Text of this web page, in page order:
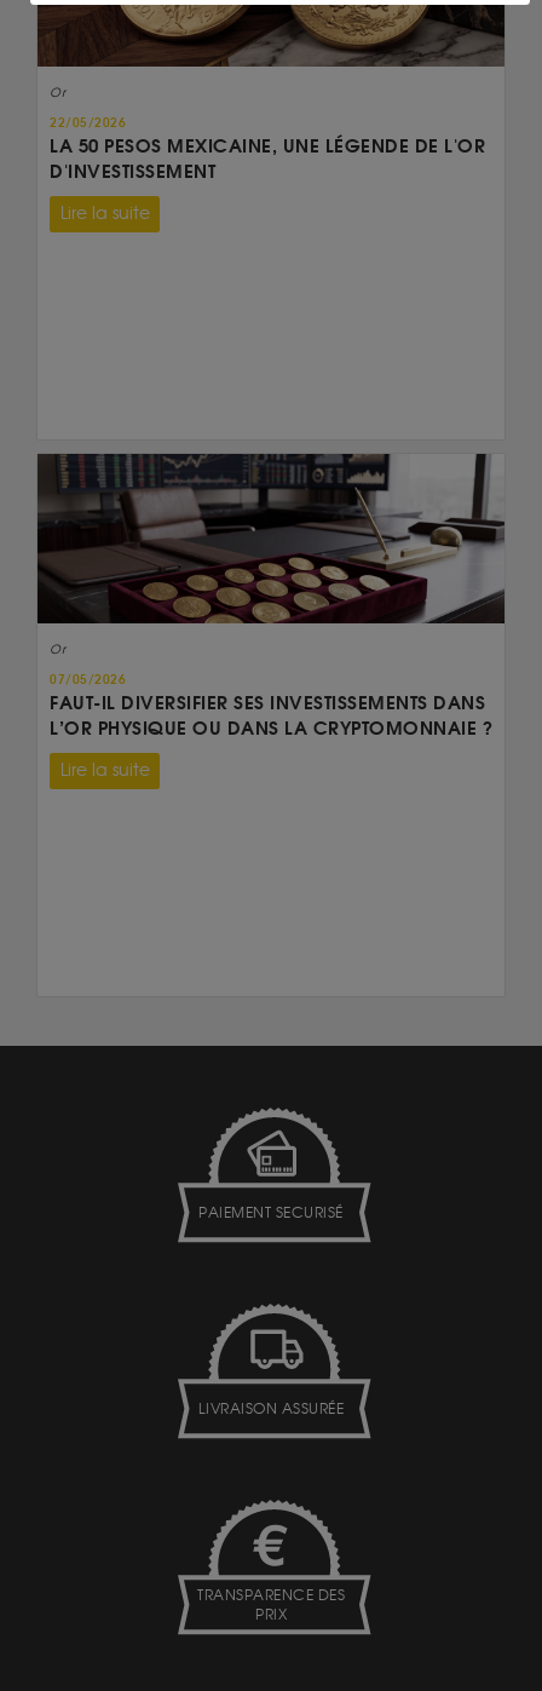
Or
22/05/2026
LA 50 PESOS MEXICAINE, UNE LÉGENDE DE L'OR
D'INVESTISSEMENT
Lire la suite
Or
07/05/2026
FAUT-IL DIVERSIFIER SES INVESTISSEMENTS DANS
L’OR PHYSIQUE OU DANS LA CRYPTOMONNAIE ?
Lire la suite
PAIEMENT SECURISÉ
LIVRAISON ASSURÉE
TRANSPARENCE DES
PRIX